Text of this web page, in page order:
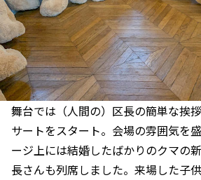
舞台では（人間の）区長の簡単な挨
サートをスタート。会場の雰囲気を
ージ上には結婚したばかりのクマの
長さんも列席しました。来場した子